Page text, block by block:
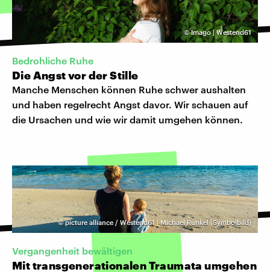
©Imago | Westend61
Bedrohliche Ruhe
Die Angst vor der Stille
Manche Menschen können Ruhe schwer aushalten
und haben regelrecht Angst davor. Wir schauen auf
die Ursachen und wie wir damit umgehen können.
©picture alliance / Westend61 | Michael Runkel (Symbolbild)
Vergangenheit bewältigen
Mit transgenerationalen Traumata umgehen